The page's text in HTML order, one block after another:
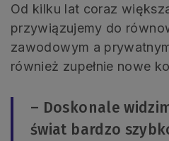
Od kilku lat coraz
przywiązujemy do
zawodowym a
również zupełnie nowe
– Doskonale
świat bardzo